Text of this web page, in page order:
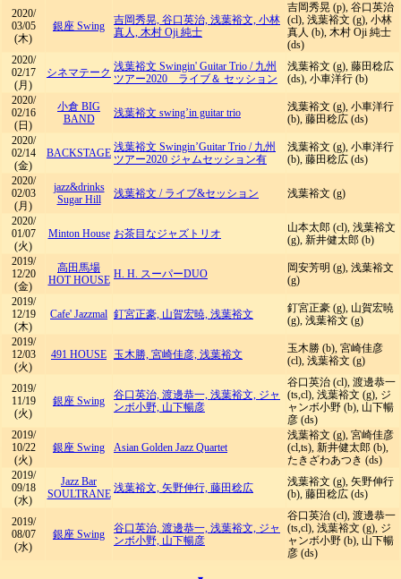
2020/
03/05
(木)
銀座 Swing
吉岡秀晃, 谷口英治, 浅葉裕文, 小林
真人, 木村 Oji 純士
吉岡秀晃 (p), 谷口英治
(cl), 浅葉裕文 (g), 小林
真人 (b), 木村 Oji 純士
(ds)
2020/
02/17
(月)
シネマテーク 浅葉裕文 Swingin' Guitar Trio / 九州
ツアー2020 ライブ＆ セッション
浅葉裕文 (g), 藤田稔広
(ds), 小車洋行 (b)
2020/
02/16
(日)
小倉 BIG
BAND
浅葉裕文 swing’in guitar trio
浅葉裕文 (g), 小車洋行
(b), 藤田稔広 (ds)
2020/
02/14
(金)
BACKSTAGE 浅葉裕文 Swingin’Guitar Trio / 九州
ツアー2020 ジャムセッション有
浅葉裕文 (g), 小車洋行
(b), 藤田稔広 (ds)
2020/
02/03
(月)
jazz&drinks
Sugar Hill
浅葉裕文 / ライブ&セッション 浅葉裕文 (g)
2020/
01/07
(火)
Minton House お茶目なジャズトリオ
山本太郎 (cl), 浅葉裕文
(g), 新井健太郎 (b)
2019/
12/20
(金)
高田馬場
HOT HOUSE H. H. スーパーDUO
岡安芳明 (g), 浅葉裕文
(g)
2019/
12/19
(木)
Cafe' Jazzmal 釘宮正豪, 山賀宏暁, 浅葉裕文
釘宮正豪 (g), 山賀宏暁
(g), 浅葉裕文 (g)
2019/
12/03
(火)
491 HOUSE 玉木勝, 宮崎佳彦, 浅葉裕文
玉木勝 (b), 宮崎佳彦
(cl), 浅葉裕文 (g)
2019/
11/19
(火)
銀座 Swing
谷口英治, 渡邊恭一, 浅葉裕文, ジャ
ンボ小野, 山下暢彦
谷口英治 (cl), 渡邊恭一
(ts,cl), 浅葉裕文 (g), ジ
ャンボ小野 (b), 山下暢
彦 (ds)
2019/
10/22
(火)
銀座 Swing Asian Golden Jazz Quartet
浅葉裕文 (g), 宮崎佳彦
(cl,ts), 新井健太郎 (b),
たきざわあつき (ds)
2019/
09/18
(水)
Jazz Bar
SOULTRANE 浅葉裕文, 矢野伸行, 藤田稔広
浅葉裕文 (g), 矢野伸行
(b), 藤田稔広 (ds)
2019/
08/07
(水)
銀座 Swing
谷口英治, 渡邊恭一, 浅葉裕文, ジャ
ンボ小野, 山下暢彦
谷口英治 (cl), 渡邊恭一
(ts,cl), 浅葉裕文 (g), ジ
ャンボ小野 (b), 山下暢
彦 (ds)